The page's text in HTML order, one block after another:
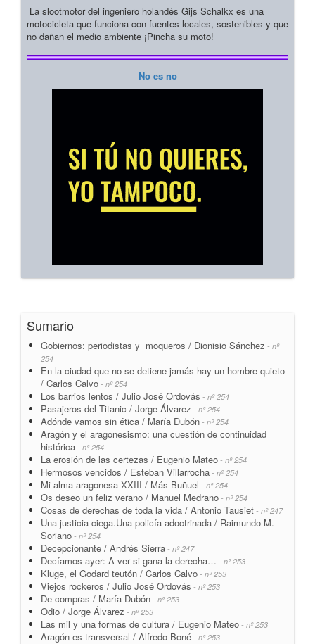
La slootmotor del ingeniero holandés Gijs Schalkx es una
motocicleta que funciona con fuentes locales, sostenibles y que
no dañan el medio ambiente ¡Pincha su moto!
No es no
Sumario
Gobiernos: periodistas y moqueros / Dionisio Sánchez - nº
254
En la ciudad que no se detiene jamás hay un hombre quieto
/ Carlos Calvo - nº 254
Los barrios lentos / Julio José Ordovás - nº 254
Pasajeros del Titanic / Jorge Álvarez - nº 254
Adónde vamos sin ética / María Dubón - nº 254
Aragón y el aragonesismo: una cuestión de continuidad
histórica - nº 254
La erosión de las certezas / Eugenio Mateo - nº 254
Hermosos vencidos / Esteban Villarrocha - nº 254
Mi alma aragonesa XXIII / Más Buñuel - nº 254
Os deseo un feliz verano / Manuel Medrano - nº 254
Cosas de derechas de toda la vida / Antonio Tausiet - nº 247
Una justicia ciega.Una policía adoctrinada / Raimundo M.
Soriano - nº 254
Decepcionante / Andrés Sierra - nº 247
Decíamos ayer: A ver si gana la derecha… - nº 253
Kluge, el Godard teutón / Carlos Calvo - nº 253
Viejos rockeros / Julio José Ordovás - nº 253
De compras / María Dubón - nº 253
Odio / Jorge Álvarez - nº 253
Las mil y una formas de cultura / Eugenio Mateo - nº 253
Aragón es transversal / Alfredo Boné - nº 253